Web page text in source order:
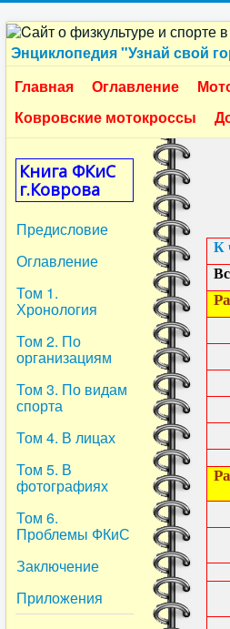
Энциклопедия "Узнай свой
Главная
Оглавление
Ковровские мотокроссы
Книга ФКиС
г.Коврова
Предисловие
Оглавление
Том 1.
Хронология
Том 2. По
организациям
Том 3. По видам
спорта
Том 4. В лицах
Том 5. В
фотографиях
Том 6.
Проблемы ФКиС
Заключение
Приложения
К